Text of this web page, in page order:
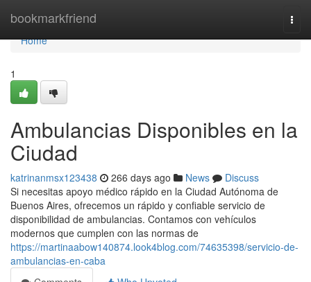
bookmarkfriend
Home
Home
1
Ambulancias Disponibles en la
Ciudad
katrinanmsx123438 266 days ago News
Discuss
Si necesitas apoyo médico rápido en la Ciudad Autónoma de
Buenos Aires, ofrecemos un rápido y confiable servicio de
disponibilidad de ambulancias. Contamos con vehículos
modernos que cumplen con las normas de
https://martinaabow140874.look4blog.com/74635398/servicio-de-
ambulancias-en-caba